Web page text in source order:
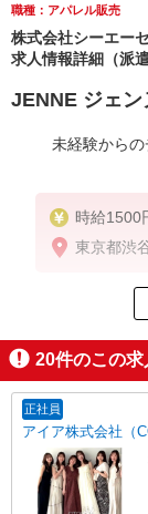
職種：アパレル販売
株式会社シーエー
求人情報詳細（派
JENNE ジェ
未経験からの
時給1500
■月給例
残業代
より変動
東京都渋
20件のこの求
正社員
アイア株式会社（